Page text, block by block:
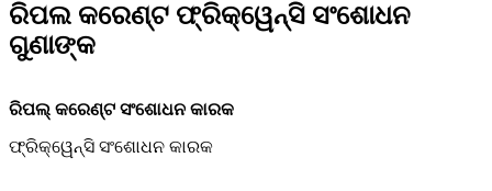
ରିପଲ କରେଣ୍ଟ ଫ୍ରିକ୍ୱେନ୍ସି ସଂଶୋଧନ
ଗୁଣାଙ୍କ
ରିପଲ୍ କରେଣ୍ଟ ସଂଶୋଧନ କାରକ
ଫ୍ରିକ୍ୱେନ୍ସି ସଂଶୋଧନ କାରକ